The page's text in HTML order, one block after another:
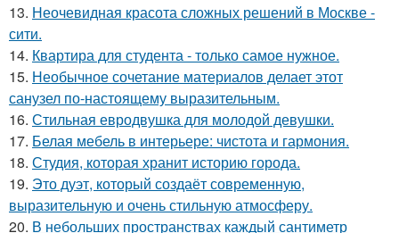
13. Неочевидная красота сложных решений в Москве -
сити.
14. Квартира для студента - только самое нужное.
15. Необычное сочетание материалов делает этот
санузел по-настоящему выразительным.
16. Стильная евродвушка для молодой девушки.
17. Белая мебель в интерьере: чистота и гармония.
18. Студия, которая хранит историю города.
19. Это дуэт, который создаёт современную,
выразительную и очень стильную атмосферу.
20. В небольших пространствах каждый сантиметр